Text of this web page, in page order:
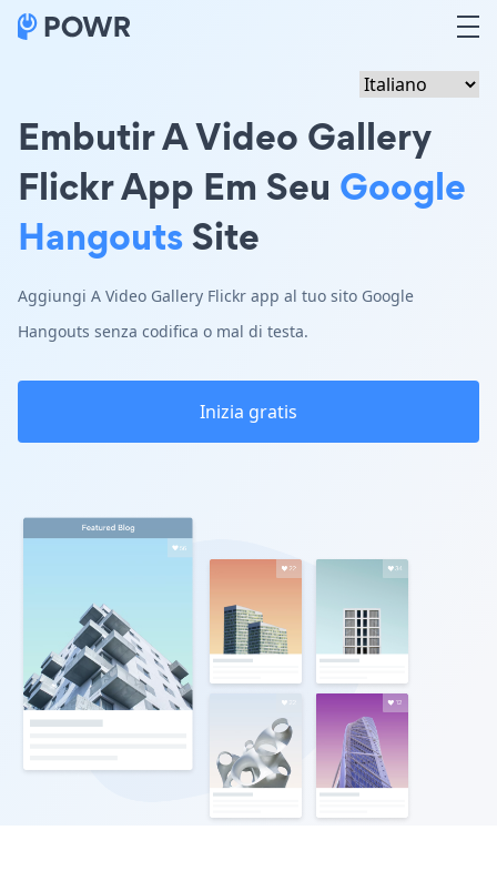
Embutir A Video Gallery
Flickr App Em Seu Google
HangoutsSite
Aggiungi A Video Gallery Flickr app al tuo sito Google
Hangouts senza codifica o mal di testa.
Inizia gratis